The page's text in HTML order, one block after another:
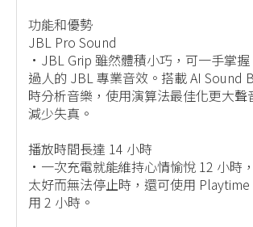
功能和優勢
JBL Pro Sound
•JBL Grip 雖然體積小巧，可一手掌
過人的 JBL 專業音效。搭載 AI Sound
時分析音樂，使用演算法最佳化更大聲
減少失真。
播放時間長達 14 小時
•一次充電就能維持心情愉悅 12 小時
太好而無法停止時，還可使用
用 2 小時。